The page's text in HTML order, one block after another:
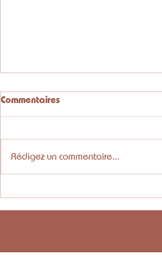
Et si vous arrêtiez de courir
après la balance ? Le vrai
Commentaires
Rédigez un commentaire...